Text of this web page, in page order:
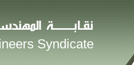
نقـابــــــــة
Syndicate